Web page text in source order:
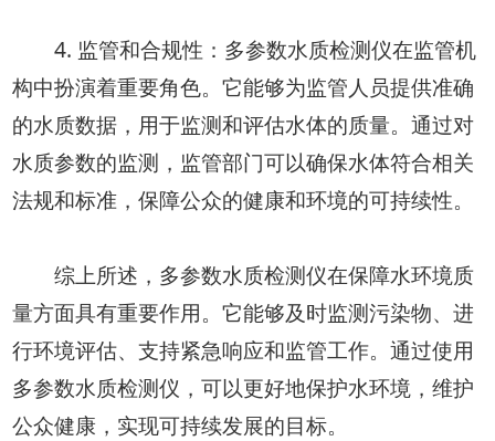
4. 监管和合规性：多参数水质检测仪在监管机
构中扮演着重要角色。它能够为监管人员提供准确
的水质数据，用于监测和评估水体的质量。通过对
水质参数的监测，监管部门可以确保水体符合相关
法规和标准，保障公众的健康和环境的可持续性。
综上所述，多参数水质检测仪在保障水环境质
量方面具有重要作用。它能够及时监测污染物、进
行环境评估、支持紧急响应和监管工作。通过使用
多参数水质检测仪，可以更好地保护水环境，维护
公众健康，实现可持续发展的目标。